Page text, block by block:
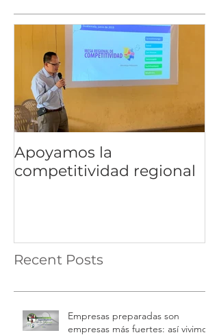
Apoyamos la
competitividad regional
Recent Posts
Empresas preparadas son
empresas más fuertes: así vivimos